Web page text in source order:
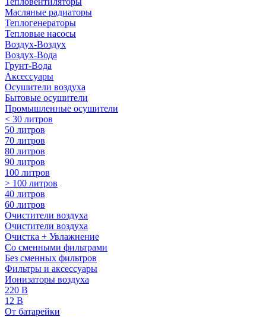
Масляные радиаторы
Теплогенераторы
Тепловые насосы
Воздух-Воздух
Воздух-Вода
Грунт-Вода
Аксессуары
Осушители воздуха
Бытовые осушители
Промышленные осушители
< 30 литров
50 литров
70 литров
80 литров
90 литров
100 литров
> 100 литров
40 литров
60 литров
Очистители воздуха
Очистители воздуха
Очистка + Увлажнение
Cо сменными фильтрами
Без сменных фильтров
Фильтры и аксессуары
Ионизаторы воздуха
220 В
12 В
От батарейки